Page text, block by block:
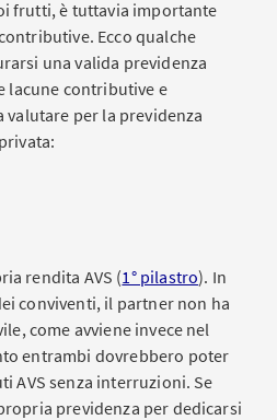
frutti, è tuttavia importante
Ecco qualche
una valida previdenza
lacune contributive e
per la previdenza
rendita AVS (1° pilastro). In
conviventi, il partner non ha
come avviene invece nel
entrambi dovrebbero poter
AVS senza interruzioni. Se
previdenza per dedicarsi